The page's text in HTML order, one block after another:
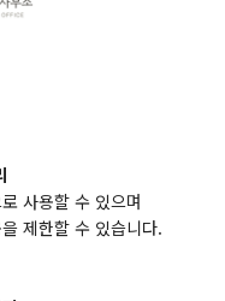
사용할 수 있으며
제한할 수 있습니다.